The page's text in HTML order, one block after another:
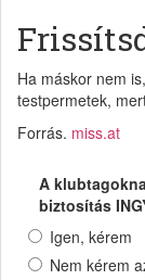
Ha máskor nem
testpermetek,
Forrás. miss.at
A
biztosítás
Igen, kérem
Nem kérem